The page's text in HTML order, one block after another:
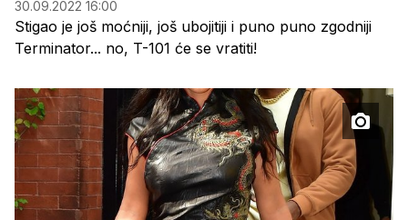
30.09.2022 16:00
Stigao je još moćniji, još ubojitiji i puno puno zgodniji
Terminator... no, T-101 će se vratiti!